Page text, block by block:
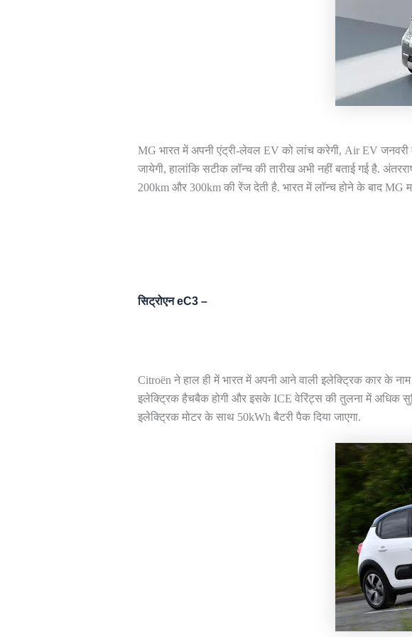
MG भारत में अपनी एंट्री-लेवल EV को लांच करेगी, Air EV
जायेगी, हालांकि सटीक लॉन्च की तारीख अभी नहीं बताई गई है.
200km और 300km की रेंज देती है. भारत में लॉन्च होने के बाद MG
सिट्रोएन eC3 –
Citroën ने हाल ही में भारत में अपनी आने वाली इलेक्ट्रिक कार के
इलेक्ट्रिक हैचबैक होगी और इसके ICE वेरिंट्स की तुलना में अधिक
इलेक्ट्रिक मोटर के साथ 50kWh बैटरी पैक दिया जाएगा.